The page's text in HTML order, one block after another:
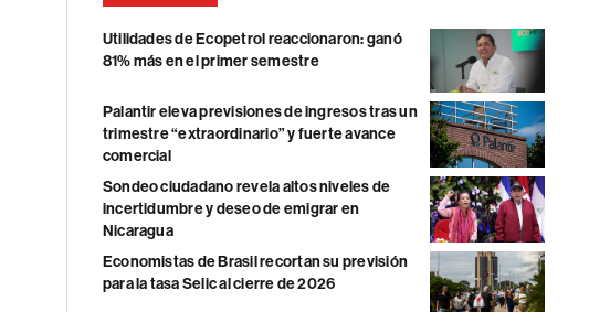
Utilidades de Ecopetrol reaccionaron: ganó
81% más en el primer semestre
Palantir eleva previsiones de ingresos tras un
trimestre “extraordinario” y fuerte avance
comercial
Sondeo ciudadano revela altos niveles de
incertidumbre y deseo de emigrar en
Nicaragua
Economistas de Brasil recortan su previsión
para la tasa Selic al cierre de 2026